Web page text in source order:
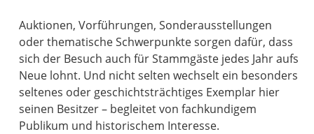
Auktionen, Vorführungen, Sonderausstellungen
oder thematische Schwerpunkte sorgen dafür, dass
sich der Besuch auch für Stammgäste jedes Jahr aufs
Neue lohnt. Und nicht selten wechselt ein besonders
seltenes oder geschichtsträchtiges Exemplar hier
seinen Besitzer – begleitet von fachkundigem
Publikum und historischem Interesse.